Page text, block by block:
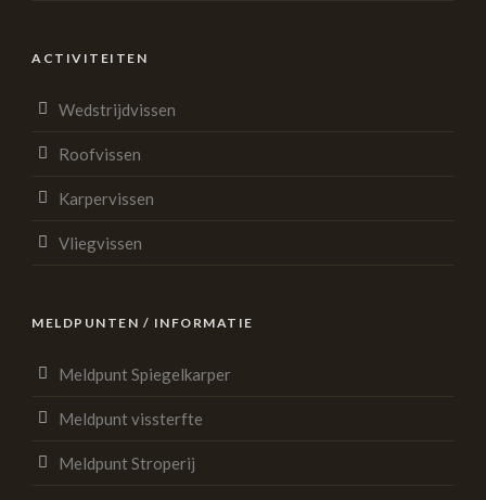
ACTIVITEITEN
Wedstrijdvissen
Roofvissen
Karpervissen
Vliegvissen
MELDPUNTEN / INFORMATIE
Meldpunt Spiegelkarper
Meldpunt vissterfte
Meldpunt Stroperij